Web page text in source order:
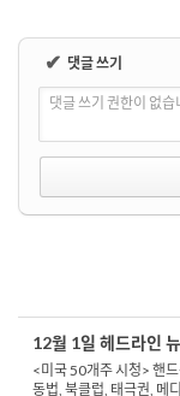
✔ 댓글 쓰기
댓글 쓰기 권한이 없
12월 1일 헤드라인
<미국 50개주 시청> 핸
동법, 북클럽, 태극권, 메